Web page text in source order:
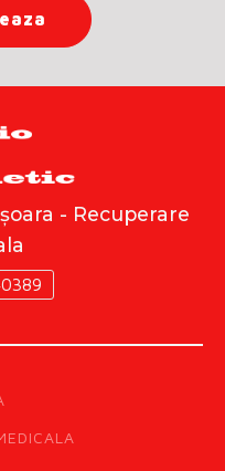
- Recuperare